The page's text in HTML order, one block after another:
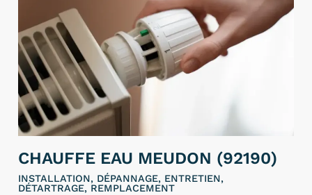
CHAUFFE EAU MEUDON (92190)
INSTALLATION, DÉPANNAGE, ENTRETIEN,
DÉTARTRAGE, REMPLACEMENT